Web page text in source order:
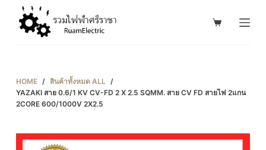
o
c
HOME / สินค้าทั้งหมด ALL /
YAZAKI สาย 0.6/1 KV CV-FD 2 X 2.5 SQMM. สาย CV FD สายไฟ 2แกน
2CORE 600/1000V 2X2.5